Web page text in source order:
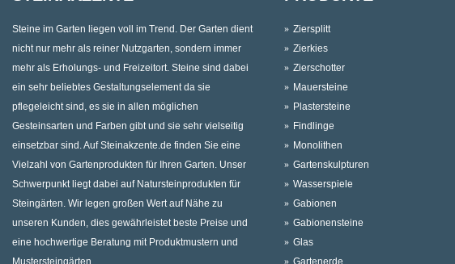
Steine im Garten liegen voll im Trend. Der Garten dient
nicht nur mehr als reiner Nutzgarten, sondern immer
mehr als Erholungs- und Freizeitort. Steine sind dabei
ein sehr beliebtes Gestaltungselement da sie
pflegeleicht sind, es sie in allen möglichen
Gesteinsarten und Farben gibt und sie sehr vielseitig
einsetzbar sind. Auf Steinakzente.de finden Sie eine
Vielzahl von Gartenprodukten für Ihren Garten. Unser
Schwerpunkt liegt dabei auf Natursteinprodukten für
Steingärten. Wir legen großen Wert auf Nähe zu
unseren Kunden, dies gewährleistet beste Preise und
eine hochwertige Beratung mit Produktmustern und
Mustersteingärten.
Ziersplitt
Zierkies
Zierschotter
Mauersteine
Plastersteine
Findlinge
Monolithen
Gartenskulpturen
Wasserspiele
Gabionen
Gabionensteine
Glas
Gartenerde